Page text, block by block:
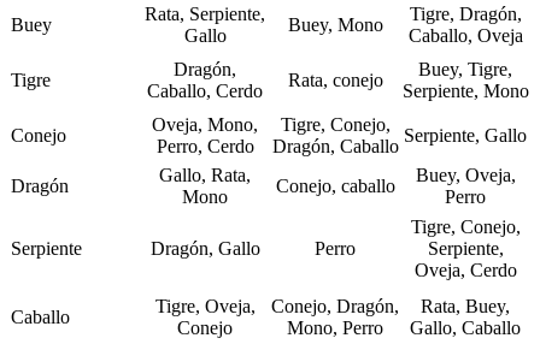
Buey
Rata, Serpiente,
Gallo
Buey, Mono
Tigre, Dragón,
Caballo, Oveja
Tigre
Dragón,
Caballo, Cerdo
Rata, conejo
Buey, Tigre,
Serpiente, Mono
Conejo
Oveja, Mono,
Perro, Cerdo
Tigre, Conejo,
Dragón, Caballo
Serpiente, Gallo
Dragón
Gallo, Rata,
Mono
Conejo, caballo
Buey, Oveja,
Perro
Serpiente Dragón, Gallo Perro
Tigre, Conejo,
Serpiente,
Oveja, Cerdo
Caballo
Tigre, Oveja,
Conejo
Conejo, Dragón,
Mono, Perro
Rata, Buey,
Gallo, Caballo